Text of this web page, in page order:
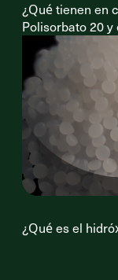
¿Qué tienen en
Polisorbato 20 y
¿Qué es el